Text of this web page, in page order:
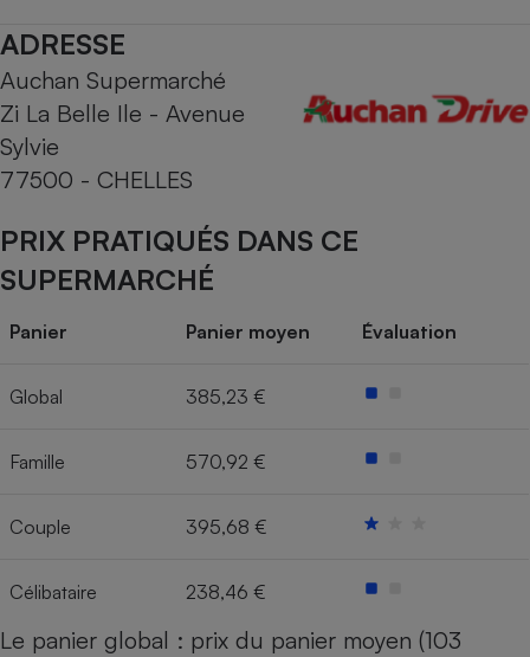
ADRESSE
Auchan Supermarché
Zi La Belle Ile - Avenue
Sylvie
77500 - CHELLES
PRIX PRATIQUÉS DANS CE
SUPERMARCHÉ
Panier Panier moyen Évaluation
Global 385,23 €
Famille 570,92 €
Couple 395,68 €
Célibataire 238,46 €
Le panier global : prix du panier moyen (103